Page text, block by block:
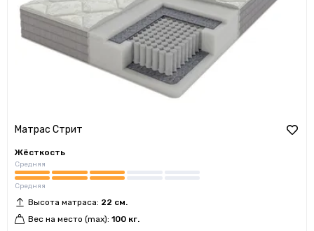
Матрас Стрит
Жёсткость
Средняя
Средняя
Высота матраса: 22 см.
Вес на место (max): 100 кг.